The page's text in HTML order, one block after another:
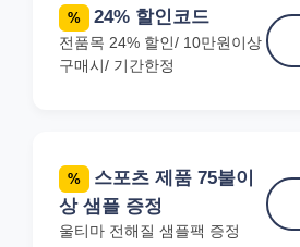
% 24% 할인코드
전품목 24% 할인/ 10만원이상
구매시/ 기간한정
%
스포츠 제품 75불이
상 샘플 증정
울티마 전해질 샘플팩 증정